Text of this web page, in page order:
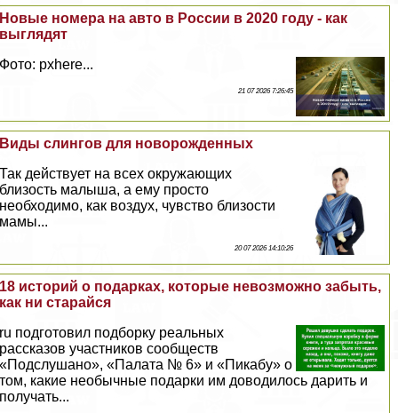
Новые номера на авто в России в 2020 году - как
выглядят
Фото: pxhere...
21 07 2026 7:26:45
Виды слингов для новорожденных
Так действует на всех окружающих
близость малыша, а ему просто
необходимо, как воздух, чувство близости
мамы...
20 07 2026 14:10:26
18 историй о подарках, которые невозможно забыть,
как ни старайся
ru подготовил подборку реальных
рассказов участников сообществ
«Подслушано», «Палата № 6» и «Пикабу» о
том, какие необычные подарки им доводилось дарить и
получать...